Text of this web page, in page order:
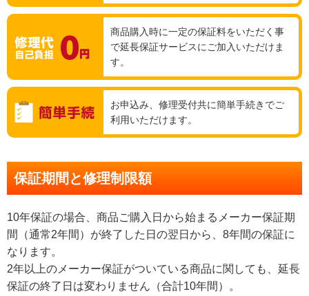
商品購入時に一定の保証料をいただく事
で延長保証サービスにご加入いただけま
す。
お申込み、修理受付共に簡単手続きでご
利用いただけます。
保証期間と修理制限額
10年保証の場合、商品ご購入日から始まるメーカー保証期
間（通常2年間）が終了した日の翌日から、8年間の保証に
なります。
2年以上のメーカー保証がついている商品に関しても、延長
保証の終了日は変わりません（合計10年間）。